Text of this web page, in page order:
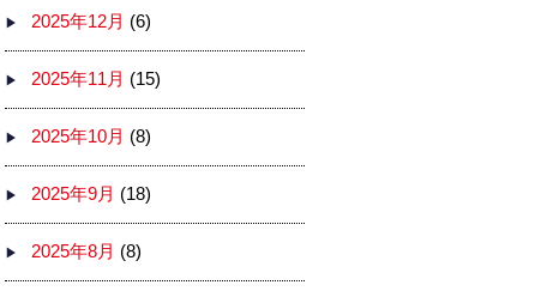
2025年12月 (6)
2025年11月 (15)
2025年10月 (8)
2025年9月 (18)
2025年8月 (8)